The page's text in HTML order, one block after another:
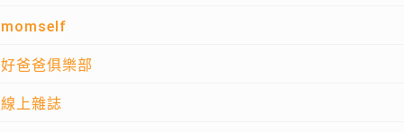
momself
好爸爸俱樂部
線上雜誌